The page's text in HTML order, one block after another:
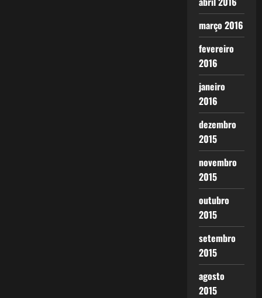
março 2016
fevereiro
2016
janeiro
2016
dezembro
2015
novembro
2015
outubro
2015
setembro
2015
agosto
2015